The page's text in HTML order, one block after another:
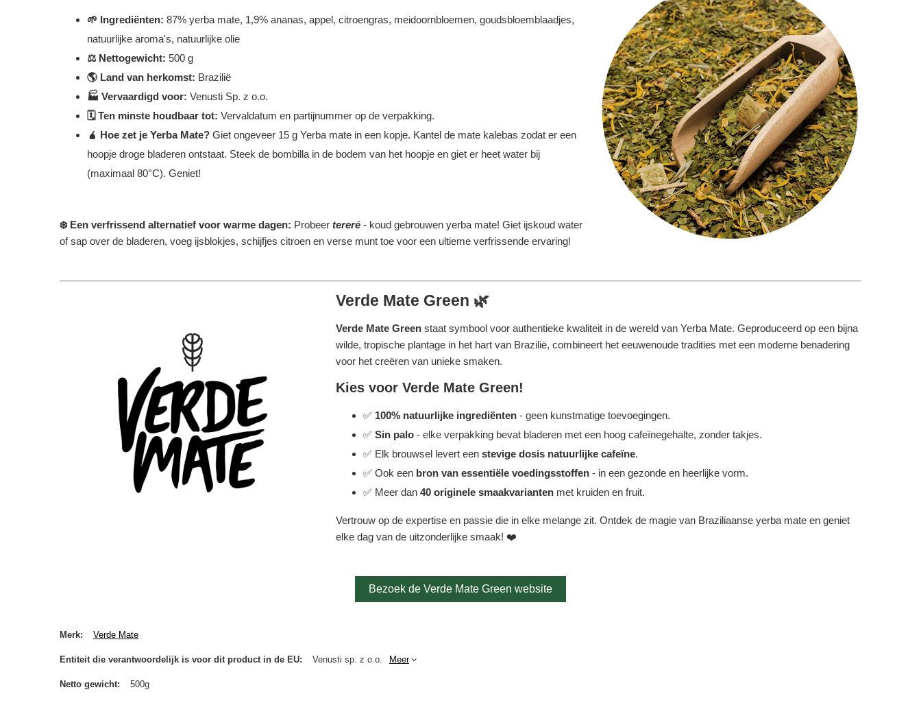
🌱 Ingrediënten: 87% yerba mate, 1,9% ananas, appel, citroengras, meidoornbloemen, goudsbloemblaadjes,
natuurlijke aroma's, natuurlijke olie
⚖️ Nettogewicht: 500 g
🌎 Land van herkomst: Brazilië
🏭 Vervaardigd voor: Venusti Sp. z o.o.
🗓️ Ten minste houdbaar tot: Vervaldatum en partijnummer op de verpakking.
🧉 Hoe zet je Yerba Mate? Giet ongeveer 15 g Yerba mate in een kopje. Kantel de mate kalebas zodat er een
hoopje droge bladeren ontstaat. Steek de bombilla in de bodem van het hoopje en giet er heet water bij
(maximaal 80°C). Geniet!
❄️ Een verfrissend alternatief voor warme dagen: Probeer tereré - koud gebrouwen yerba mate! Giet ijskoud water
of sap over de bladeren, voeg ijsblokjes, schijfjes citroen en verse munt toe voor een ultieme verfrissende ervaring!
Verde Mate Green 🌿
Verde Mate Green staat symbool voor authentieke kwaliteit in de wereld van Yerba Mate. Geproduceerd op een bijna
wilde, tropische plantage in het hart van Brazilië, combineert het eeuwenoude tradities met een moderne benadering
voor het creëren van unieke smaken.
Kies voor Verde Mate Green!
✅ 100% natuurlijke ingrediënten - geen kunstmatige toevoegingen.
✅Sin palo - elke verpakking bevat bladeren met een hoog cafeïnegehalte, zonder takjes.
✅ Elk brouwsel levert eenstevige dosis natuurlijke cafeïne.
✅ Ook een bron van essentiële voedingsstoffen - in een gezonde en heerlijke vorm.
✅ Meer dan40 originele smaakvarianten met kruiden en fruit.
Vertrouw op de expertise en passie die in elke melange zit. Ontdek de magie van Braziliaanse yerba mate en geniet
elke dag van de uitzonderlijke smaak! ❤️
Bezoek de Verde Mate Green website
Merk Verde Mate
Entiteit die verantwoordelijk is voor dit product in de EU Venusti sp. z o.o. Meer
Netto gewicht 500g